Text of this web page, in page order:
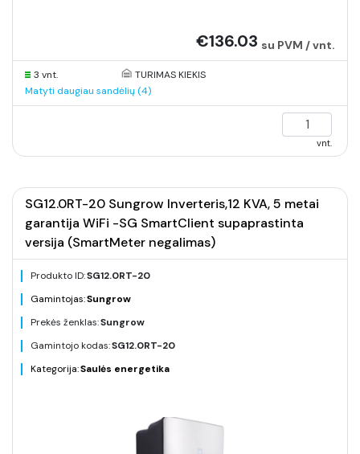
€136.03 su PVM / vnt.
3 vnt.
TURIMAS KIEKIS
Matyti daugiau sandėlių (4)
vnt.
SG12.0RT-20 Sungrow Inverteris,12 KVA, 5 metai
garantija WiFi -SG SmartClient supaprastinta
versija (SmartMeter negalimas)
Produkto ID:SG12.0RT-20
Gamintojas:Sungrow
Prekės ženklas:Sungrow
Gamintojo kodas:SG12.0RT-20
Kategorija:Saulės energetika